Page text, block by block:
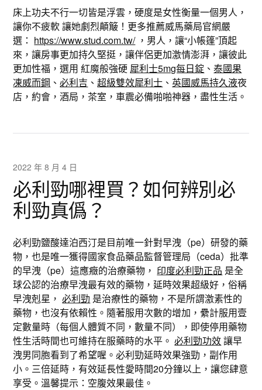
床上功夫不行一切皆是浮雲，硬度是女性衡量一個男人，
讓你不疲軟 讓她劇烈顛簸！更多推薦威馬藥局官網嚴
選： https://www.stud.com.tw/，男人，讓“小帳篷”頂起
來，讓房事更加持久堅挺，讓伴侶更加激情澎湃，讓彼此
更加性福，選用 紅魔般強硬 犀利士5mg每日錠 、泰國果
凍威而鋼 、必利吉 、超級雙效犀利士 、英國威馬持久液夜
店，約會，酒局，茶室，車震必備啪啪神器，盡性生活。
2022 年 8 月 4 日
必利勁哪裡買？如何辨別必
利勁真僞？
必利勁鹽酸達泊西汀是目前唯一針對早洩（pe）研發的藥
物，也是唯一獲得國家食品藥品監督管理局（ceda）批準
的早洩（pe）這應癥的治療藥物， 印度必利勁正品 是全
球公認的治療早洩最有效的藥物，延時效果超級好，俗稱
早洩剋星，必利勁 是治療性的藥物，不是所謂激素性的
藥物，也沒有依賴性。隨著服用次數的增加，纍計服用壹
定數量時（每個人體質不同，數量不同），即使停用藥物
性生活時間也可維持在服藥時的水平。必利勁功效讓早
洩男同胞看到了希望喔。必利勁延時效果強勁，副作用
小。三倍延時，有效延長性愛時間20分鐘以上，讓您肆意
享受。溫馨提示：空腹效果最佳。